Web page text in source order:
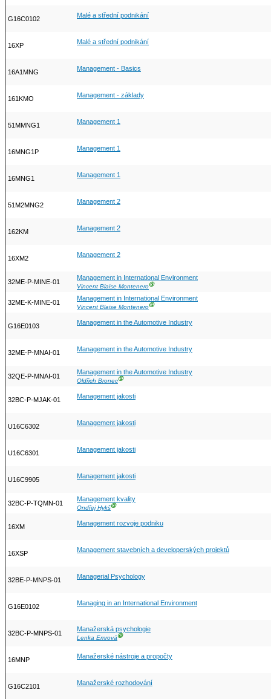
G16C0102 Malé a střední podnikání
16XP Malé a střední podnikání
16A1MNG Management - Basics
161KMO Management - základy
51MMNG1 Management 1
16MNG1P Management 1
16MNG1 Management 1
51M2MNG2 Management 2
162KM Management 2
16XM2 Management 2
32ME-P-MINE-01
Management in International Environment
Vincent Blaise MonteneroⒼ
32ME-K-MINE-01
Management in International Environment
Vincent Blaise MonteneroⒼ
G16E0103 Management in the Automotive Industry
32ME-P-MNAI-01 Management in the Automotive Industry
32QE-P-MNAI-01
Management in the Automotive Industry
Oldřich BronecⒼ
32BC-P-MJAK-01 Management jakosti
U16C6302 Management jakosti
U16C6301 Management jakosti
U16C9905 Management jakosti
32BC-P-TQMN-01
Management kvality
Ondřej HykšⒼ
16XM Management rozvoje podniku
16XSP Management stavebních a developerských projektů
32BE-P-MNPS-01 Managerial Psychology
G16E0102 Managing in an International Environment
32BC-P-MNPS-01
Manažerská psychologie
Lenka EmrováⒼ
16MNP Manažerské nástroje a propočty
G16C2101 Manažerské rozhodování